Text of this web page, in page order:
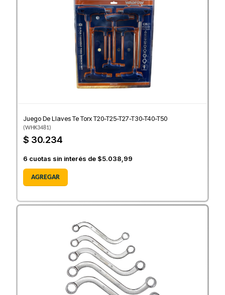
Juego De Llaves Te Torx T20-T25-T27-T30-T40-T50
(WHK3481)
$ 30.234
6 cuotas sin interés de $5.038,99
AGREGAR